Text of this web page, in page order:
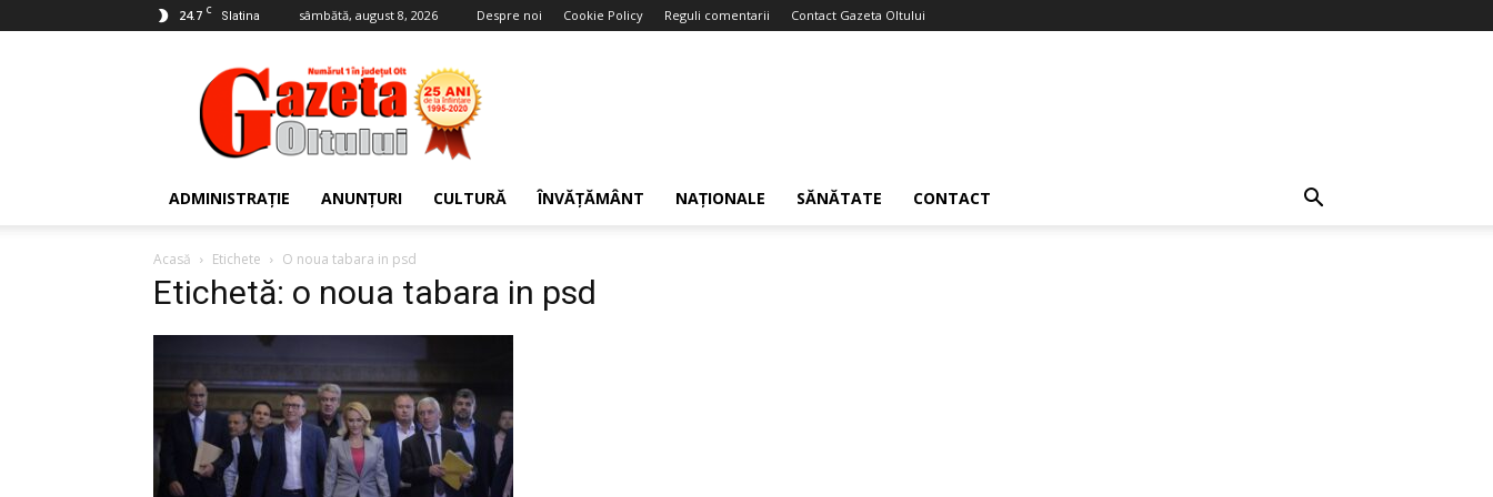
24.7 C Slatina sâmbătă, august 8, 2026 Despre noi Cookie Policy Reguli comentarii Contact Gazeta Oltului
Gazeta
Oltului
ADMINISTRAȚIE ANUNȚURI CULTURĂ ÎNVĂȚĂMÂNT NAȚIONALE SĂNĂTATE CONTACT
Acasă Etichete O noua tabara in psd
Etichetă: o noua tabara in psd